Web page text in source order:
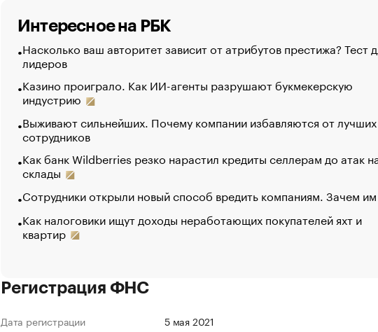
Интересное на РБК
Насколько ваш авторитет зависит от атрибутов престижа? Тест
лидеров
Казино проиграло. Как ИИ-агенты разрушают букмекерскую
индустрию
Выживают сильнейших. Почему компании избавляются от лучших
сотрудников
Как банк Wildberries резко нарастил кредиты селлерам до атак
склады
Сотрудники открыли новый способ вредить компаниям. Зачем
Как налоговики ищут доходы неработающих покупателей яхт и
квартир
Регистрация ФНС
Дата регистрации
5 мая 2021